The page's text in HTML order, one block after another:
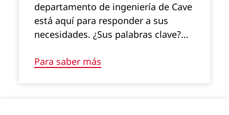
departamento de ingeniería de Cave
está aquí para responder a sus
necesidades. ¿Sus palabras clave?…
Para saber más